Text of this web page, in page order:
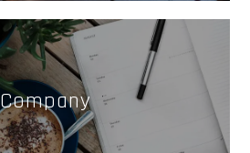
Company